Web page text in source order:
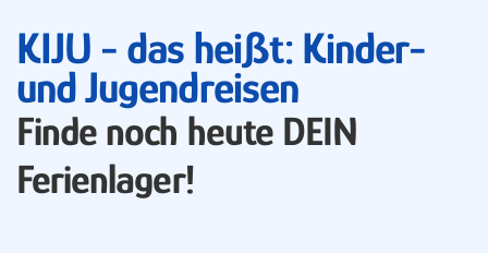
KIJU - das heißt: Kinder-
und Jugendreisen
Finde noch heute DEIN
Ferienlager!